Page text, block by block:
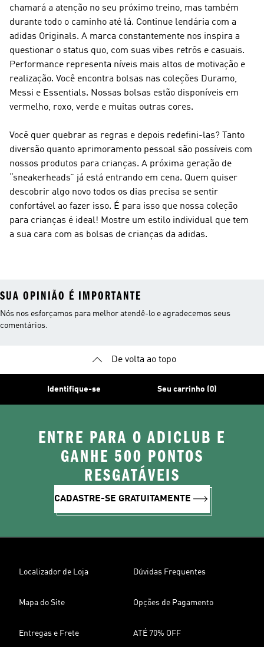
chamará a atenção no seu próximo treino, mas também
durante todo o caminho até lá. Continue lendária com a
adidas Originals. A marca constantemente nos inspira a
questionar o status quo, com suas vibes retrôs e casuais.
Performance representa níveis mais altos de motivação e
realização. Você encontra bolsas nas coleções Duramo,
Messi e Essentials. Nossas bolsas estão disponíveis em
vermelho, roxo, verde e muitas outras cores.
Você quer quebrar as regras e depois redefini-las? Tanto
diversão quanto aprimoramento pessoal são possíveis com
nossos produtos para crianças. A próxima geração de
“sneakerheads” já está entrando em cena. Quem quiser
descobrir algo novo todos os dias precisa se sentir
confortável ao fazer isso. É para isso que nossa coleção
para crianças é ideal! Mostre um estilo individual que tem
a sua cara com as bolsas de crianças da adidas.
SUA OPINIÃO É IMPORTANTE
Nós nos esforçamos para melhor atendê-lo e agradecemos seus
comentários.
De volta ao topo
Identifique-se Seu carrinho (0)
ENTRE PARA O ADICLUB E
GANHE 500 PONTOS
RESGATÁVEIS
CADASTRE-SE GRATUITAMENTE
Localizador de Loja Dúvidas Frequentes
Mapa do Site Opções de Pagamento
Entregas e Frete ATÉ 70% OFF